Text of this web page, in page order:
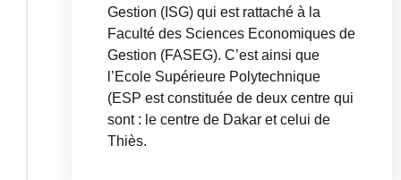
Gestion (ISG) qui est rattaché à la
Faculté des Sciences Economiques de
Gestion (FASEG). C’est ainsi que
l’Ecole Supérieure Polytechnique
(ESP est constituée de deux centre qui
sont : le centre de Dakar et celui de
Thiès.